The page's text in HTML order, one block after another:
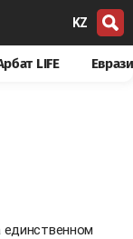
KZ
LIFE
единственном